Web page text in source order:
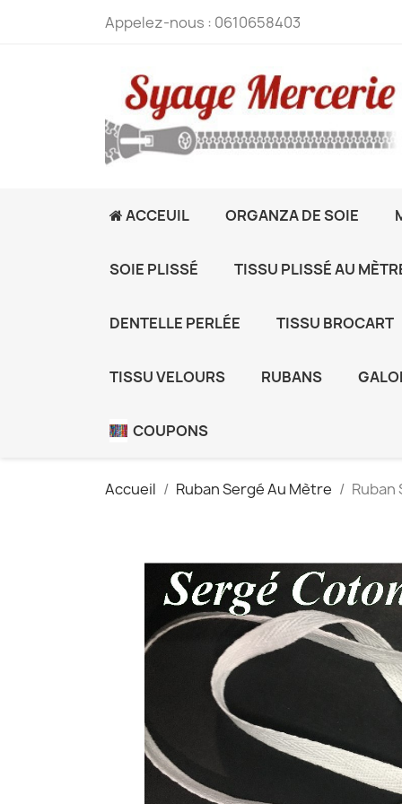
Appelez-nous : 0610658403
ACCEUIL ORGANZA DE SOIE
SOIE PLISSÉ TISSU PLISSÉ AU
DENTELLE PERLÉE TISSU BROCART
TISSU VELOURS RUBANS
COUPONS
Accueil Ruban Sergé Au Mètre Ruban